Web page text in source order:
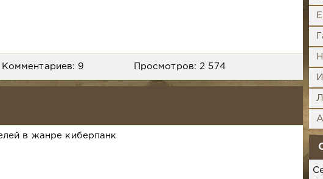
Комментариев: 9 Просмотров: 2 574
в жанре киберпанк